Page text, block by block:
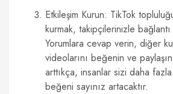
Etkileşim Kurun: TikTok
kurmak, takipçilerinizle bağlantı
Yorumlara cevap verin, diğer
videolarını beğenin ve
arttıkça, insanlar sizi daha
beğeni sayınız artacaktır.